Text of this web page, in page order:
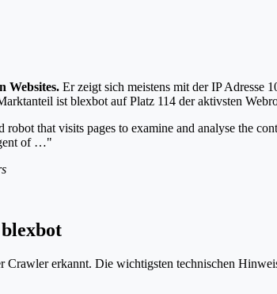
Websites. Er zeigt sich meistens mit der IP
ist blexbot auf Platz 114 der aktivsten
that visits pages to examine and analyse the
of …"
erkannt. Die wichtigsten technischen